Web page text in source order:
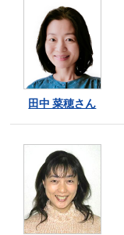
田中 菜穂さん